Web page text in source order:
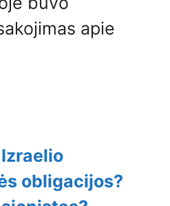
apie
obligacijos?